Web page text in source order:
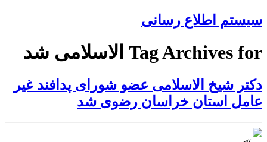
سیستم اطلاع رسانی
Tag Archives for الاسلامی شد
دکتر شیخ الاسلامی عضو شورای پدافند غیر
عامل استان خراسان رضوی شد